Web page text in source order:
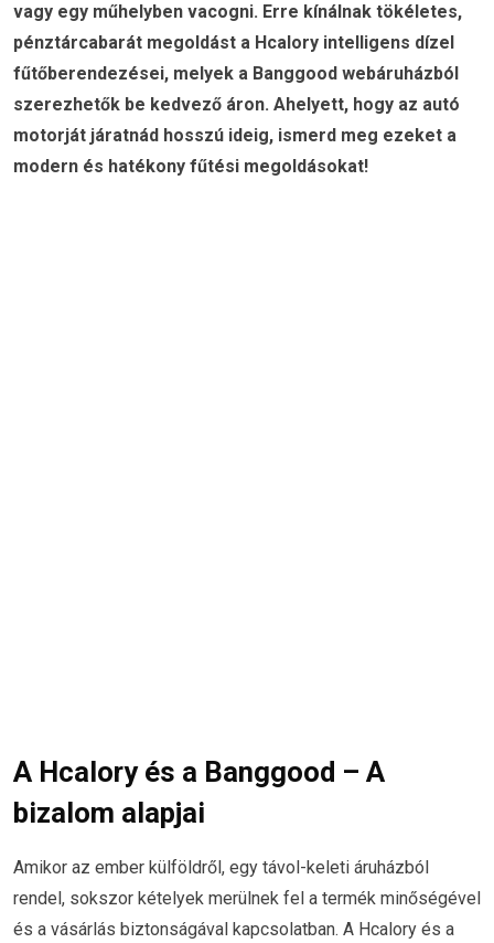
vagy egy műhelyben vacogni. Erre kínálnak tökéletes,
pénztárcabarát megoldást a Hcalory intelligens dízel
fűtőberendezései, melyek a Banggood webáruházból
szerezhetők be kedvező áron. Ahelyett, hogy az autó
motorját járatnád hosszú ideig, ismerd meg ezeket a
modern és hatékony fűtési megoldásokat!
A Hcalory és a Banggood – A
bizalom alapjai
Amikor az ember külföldről, egy távol-keleti áruházból
rendel, sokszor kételyek merülnek fel a termék minőségével
és a vásárlás biztonságával kapcsolatban. A Hcalory és a